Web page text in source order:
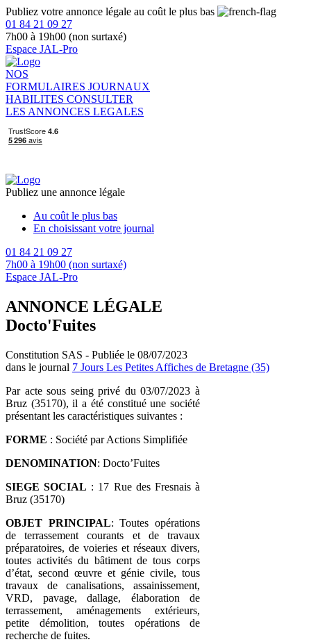
Publiez votre annonce légale au coût le plus bas
01 84 21 09 27
7h00 à 19h00 (non surtaxé)
Espace JAL-Pro
NOS
FORMULAIRES JOURNAUX
HABILITES CONSULTER
LES ANNONCES LEGALES
Publiez une annonce légale
Au coût le plus bas
En choisissant votre journal
01 84 21 09 27
7h00 à 19h00 (non surtaxé)
Espace JAL-Pro
ANNONCE LÉGALE
Docto'Fuites
Constitution SAS - Publiée le 08/07/2023
dans le journal 7 Jours Les Petites Affiches de Bretagne (35)
Par acte sous seing privé du 03/07/2023 à
Bruz (35170), il a été constitué une société
présentant les caractéristiques suivantes :
FORME : Société par Actions Simplifiée
DENOMINATION: Docto’Fuites
SIEGE SOCIAL : 17 Rue des Fresnais à
Bruz (35170)
OBJET PRINCIPAL: Toutes opérations
de terrassement courants et de travaux
préparatoires, de voieries et réseaux divers,
toutes activités du bâtiment de tous corps
d’état, second œuvre et génie civile, tous
travaux de canalisations, assainissement,
VRD, pavage, dallage, élaboration de
terrassement, aménagements extérieurs,
petite démolition, toutes opérations de
recherche de fuites.